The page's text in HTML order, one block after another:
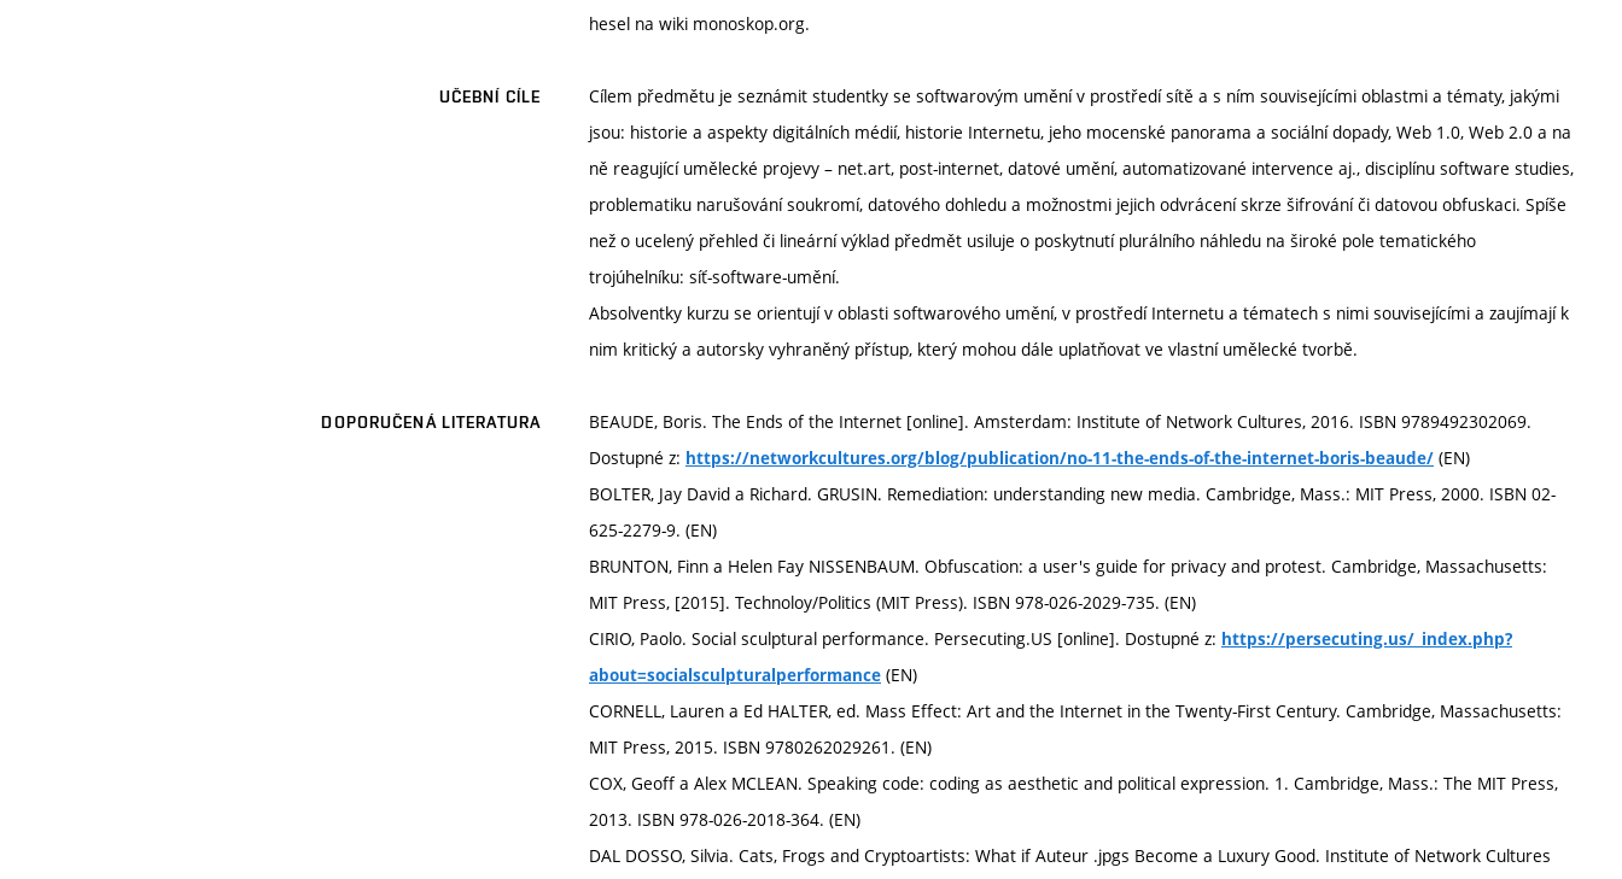
hesel na wiki monoskop.org.
UČEBNÍ CÍLE
Cílem předmětu je seznámit studentky se softwarovým umění v prostředí sítě a s ním souvisejícími oblastmi a tématy, jakými
jsou: historie a aspekty digitálních médií, historie Internetu, jeho mocenské panorama a sociální dopady, Web 1.0, Web 2.0 a na
ně reagující umělecké projevy – net.art, post-internet, datové umění, automatizované intervence aj., disciplínu software studies,
problematiku narušování soukromí, datového dohledu a možnostmi jejich odvrácení skrze šifrování či datovou obfuskaci. Spíše
než o ucelený přehled či lineární výklad předmět usiluje o poskytnutí plurálního náhledu na široké pole tematického
trojúhelníku: síť-software-umění.
Absolventky kurzu se orientují v oblasti softwarového umění, v prostředí Internetu a tématech s nimi souvisejícími a zaujímají k
nim kritický a autorsky vyhraněný přístup, který mohou dále uplatňovat ve vlastní umělecké tvorbě.
DOPORUČENÁ LITERATURA
BEAUDE, Boris. The Ends of the Internet [online]. Amsterdam: Institute of Network Cultures, 2016. ISBN 9789492302069.
Dostupné z: https://networkcultures.org/blog/publication/no-11-the-ends-of-the-internet-boris-beaude/ (EN)
BOLTER, Jay David a Richard. GRUSIN. Remediation: understanding new media. Cambridge, Mass.: MIT Press, 2000. ISBN 02-
625-2279-9. (EN)
BRUNTON, Finn a Helen Fay NISSENBAUM. Obfuscation: a user's guide for privacy and protest. Cambridge, Massachusetts:
MIT Press, [2015]. Technoloy/Politics (MIT Press). ISBN 978-026-2029-735. (EN)
CIRIO, Paolo. Social sculptural performance. Persecuting.US [online]. Dostupné z: https://persecuting.us/_index.php?
about=socialsculpturalperformance (EN)
CORNELL, Lauren a Ed HALTER, ed. Mass Effect: Art and the Internet in the Twenty-First Century. Cambridge, Massachusetts:
MIT Press, 2015. ISBN 9780262029261. (EN)
COX, Geoff a Alex MCLEAN. Speaking code: coding as aesthetic and political expression. 1. Cambridge, Mass.: The MIT Press,
2013. ISBN 978-026-2018-364. (EN)
DAL DOSSO, Silvia. Cats, Frogs and Cryptoartists: What if Auteur .jpgs Become a Luxury Good. Institute of Network Cultures